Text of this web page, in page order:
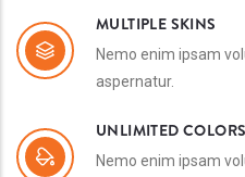
MULTIPLE SKINS
Nemo enim ipsam
aspernatur.
UNLIMITED COLORS
Nemo enim ipsam